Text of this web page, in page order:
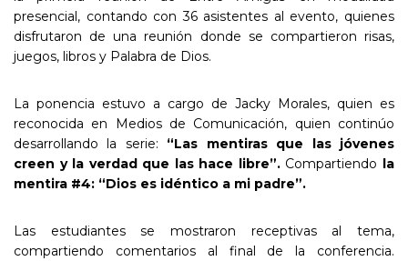
presencial, contando con 36 asistentes al evento, quienes
disfrutaron de una reunión donde se compartieron risas,
juegos, libros y Palabra de Dios.
La ponencia estuvo a cargo de Jacky Morales, quien es
reconocida en Medios de Comunicación, quien continúo
desarrollando la serie: “Las mentiras que las jóvenes
creen y la verdad que las hace libre”. Compartiendo la
mentira #4: “Dios es idéntico a mi padre”.
Las estudiantes se mostraron receptivas al tema,
compartiendo comentarios al final de la conferencia.